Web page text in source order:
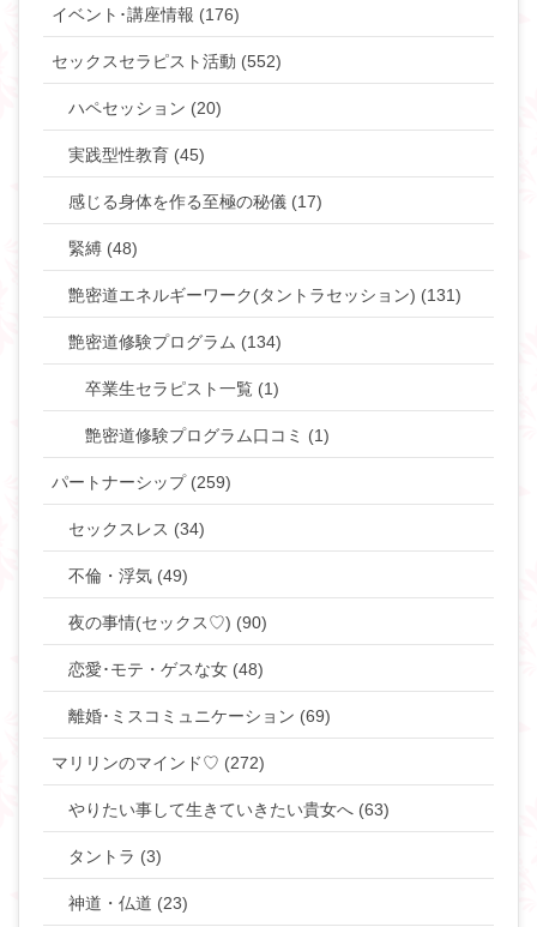
イベント･講座情報 (176)
セックスセラピスト活動 (552)
ハペセッション (20)
実践型性教育 (45)
感じる身体を作る至極の秘儀 (17)
緊縛 (48)
艶密道エネルギーワーク(タントラセッション) (131)
艶密道修験プログラム (134)
卒業生セラピスト一覧 (1)
艶密道修験プログラム口コミ (1)
パートナーシップ (259)
セックスレス (34)
不倫・浮気 (49)
夜の事情(セックス♡) (90)
恋愛･モテ・ゲスな女 (48)
離婚･ミスコミュニケーション (69)
マリリンのマインド♡ (272)
やりたい事して生きていきたい貴女へ (63)
タントラ (3)
神道・仏道 (23)